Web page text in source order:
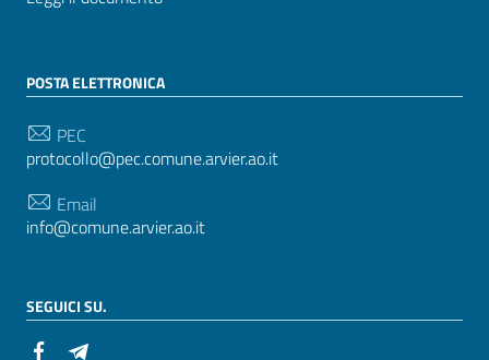
POSTA ELETTRONICA
PEC
protocollo@pec.comune.arvier.ao.it
Email
info@comune.arvier.ao.it
SEGUICI SU.